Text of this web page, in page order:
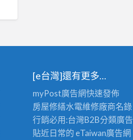
[e台灣]還有更多…
myPost廣告網快速發佈
房屋修繕水電維修廠商名錄
行銷必用:台灣B2B分類廣告
貼近日常的 eTaiwan廣告網